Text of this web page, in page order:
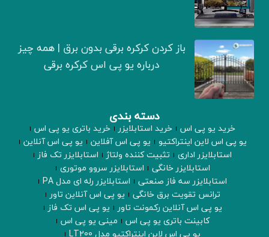
باز کردن کرکره برقی بدون برق | همه چیز
درباره یو پی اس کرکره برقی
دسته بندی
خرید یو پی اس خرید استابلایزر خرید باتری یو پی اس
یو پی اس لاین اینتراکتیو یو پی اس آفلاین یو پی اس آنلاین
استابلایزر اداری تثبیت کننده ولتاژ استابلایزر تک فاز
استابلایزر خانگی استابلایزر سروو موتوری
استابلایزر سه فاز صنعتی استابلایزر رله ای مدل PA
ترانس تقویت برق خانگی یو پی اس آنلاین تاور
یو پی اس آنلاین رکمونت تاور یو پی اس تک فاز
کابینت باتری یو پی اس مینی یو پی اس
یو پی اس لاین اینتراکتیو مدل LT200